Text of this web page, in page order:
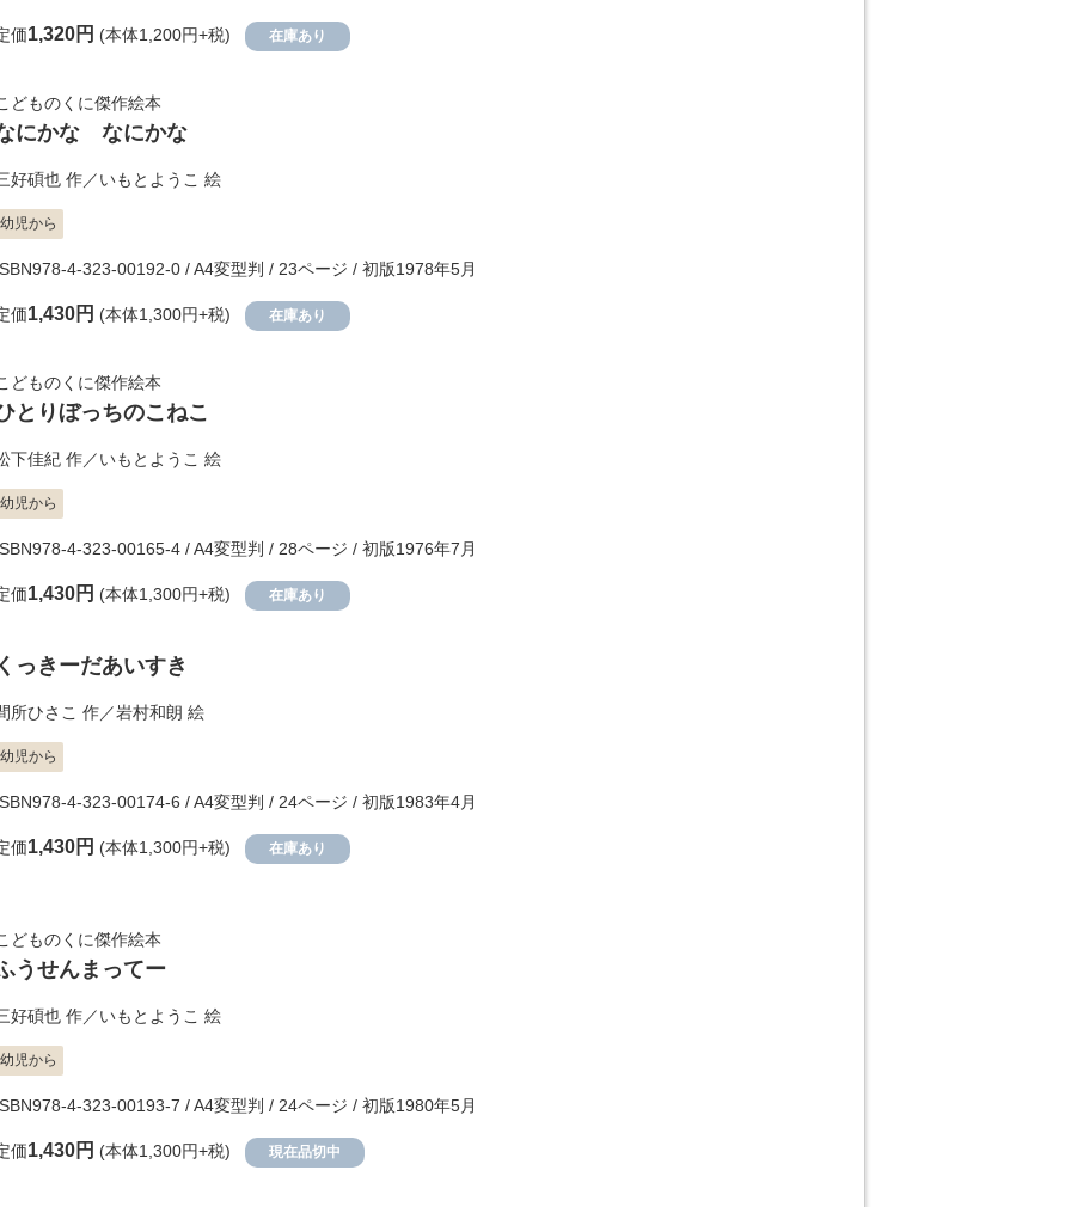
価1,320円 (本体1,200円+税) 在庫あり
どものくに傑作絵本
にかな なにかな
好碩也 作／いもとようこ 絵
幼児から
4-323-00192-0 / A4変型判 / 23ページ / 初版1978年5月
価1,430円 (本体1,300円+税) 在庫あり
どものくに傑作絵本
とりぼっちのこねこ
下佳紀 作／いもとようこ 絵
幼児から
4-323-00165-4 / A4変型判 / 28ページ / 初版1976年7月
価1,430円 (本体1,300円+税) 在庫あり
っきーだあいすき
所ひさこ 作／岩村和朗 絵
幼児から
4-323-00174-6 / A4変型判 / 24ページ / 初版1983年4月
価1,430円 (本体1,300円+税) 在庫あり
どものくに傑作絵本
うせんまってー
好碩也 作／いもとようこ 絵
幼児から
4-323-00193-7 / A4変型判 / 24ページ / 初版1980年5月
価1,430円 (本体1,300円+税) 現在品切中